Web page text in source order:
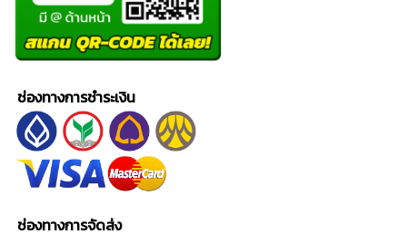
ช่องทางการชำระเงิน
ช่องทางการจัดส่ง